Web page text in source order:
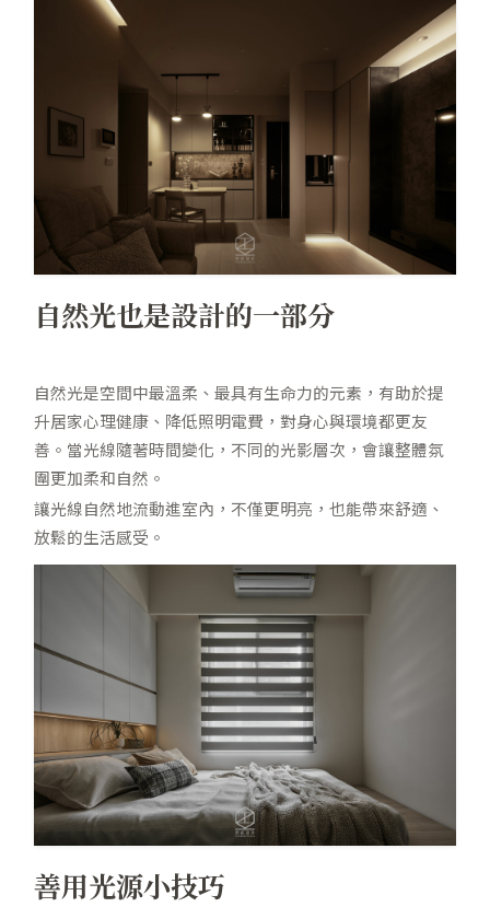
自然光也是設計的一部分
自然光是空間中最溫柔、最具有生命力的元素，有助於提
升居家心理健康、降低照明電費，對身心與環境都更友
善。當光線隨著時間變化，不同的光影層次，會讓整體氛
圍更加柔和自然。
讓光線自然地流動進室內，不僅更明亮，也能帶來舒適、
放鬆的生活感受。
善用光源小技巧